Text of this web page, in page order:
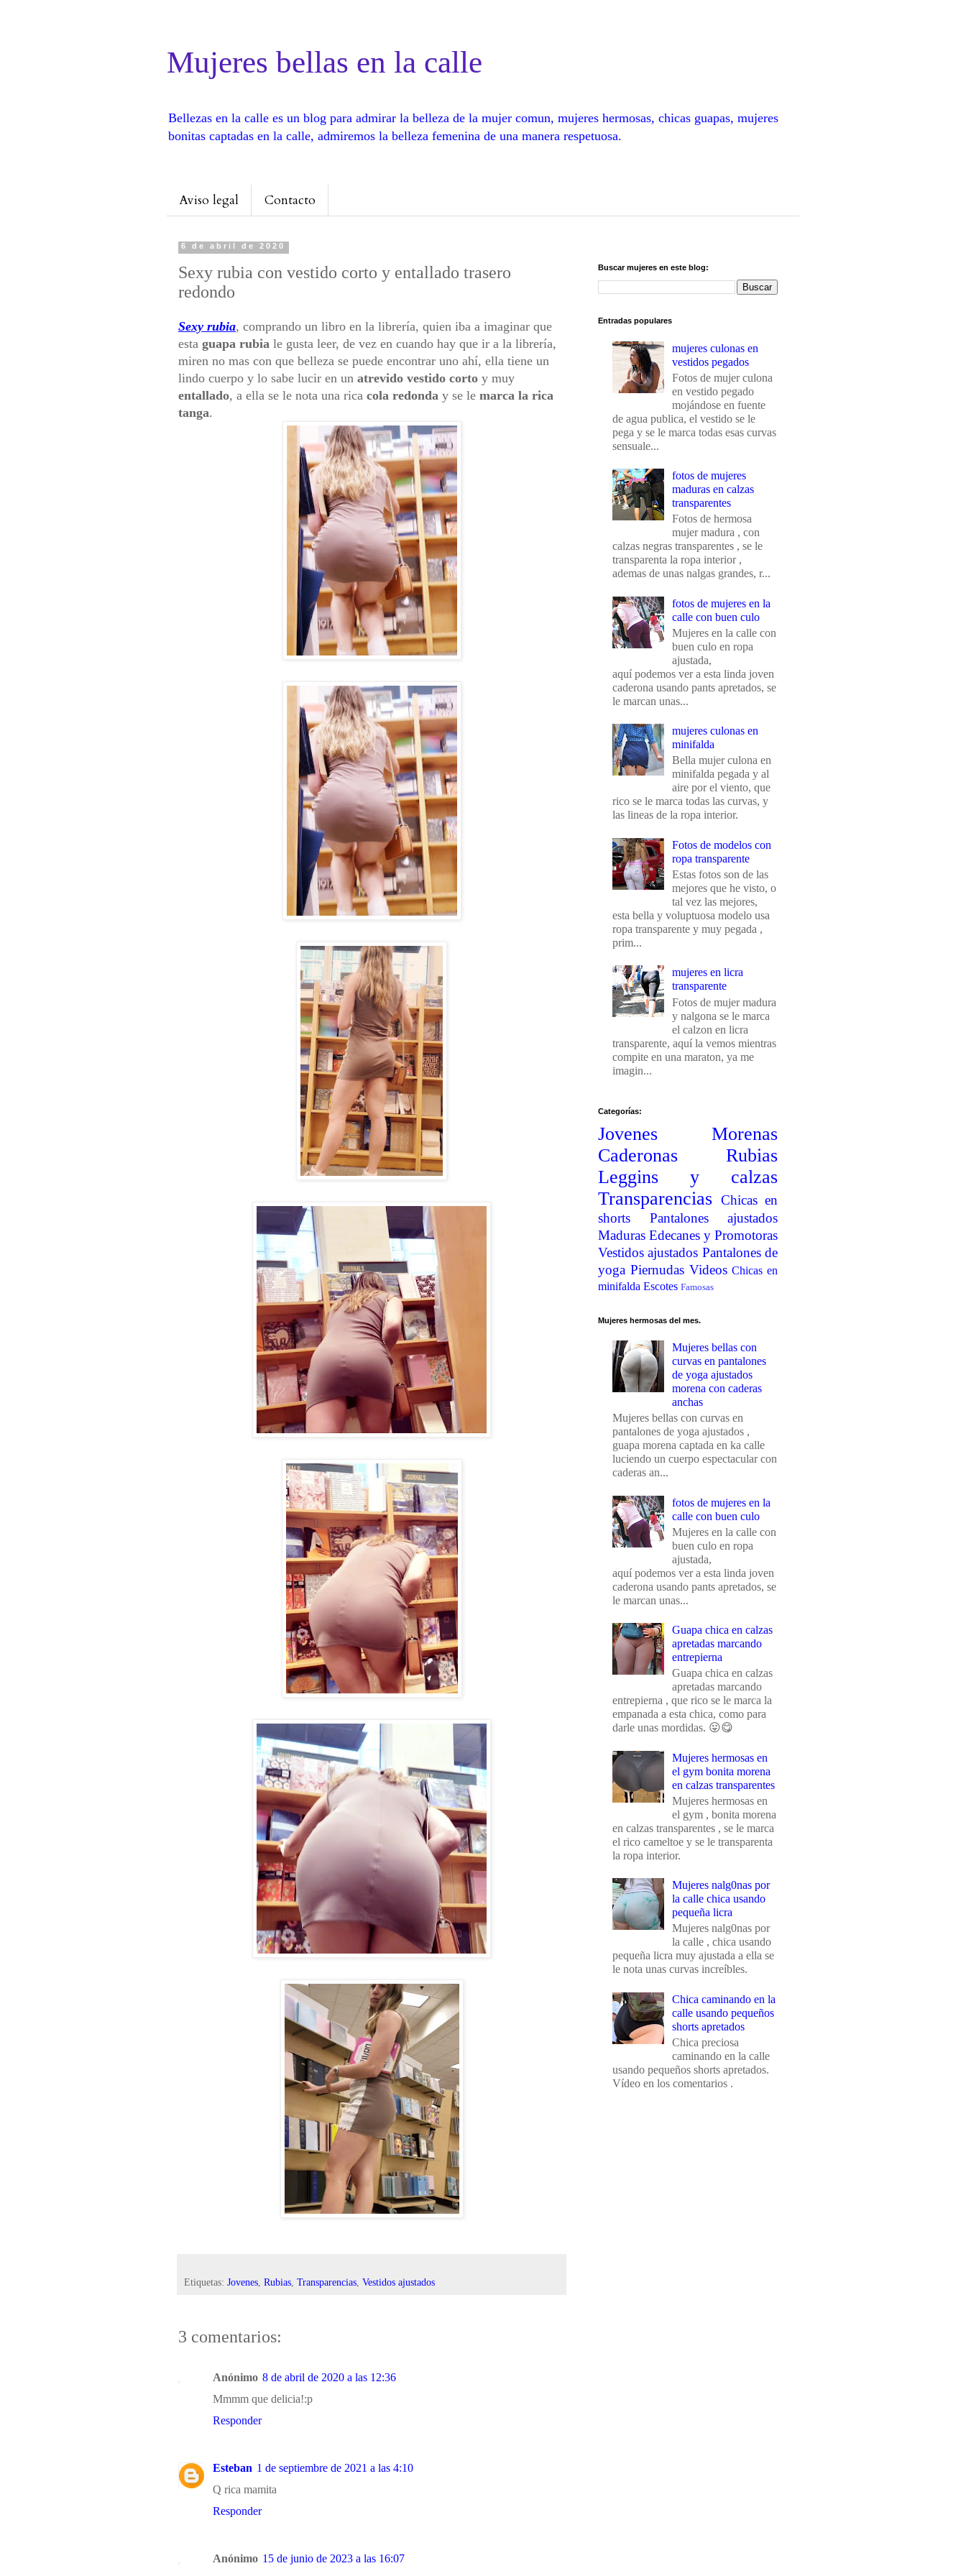
Mujeres bellas en la calle
Bellezas en la calle es un blog para admirar la belleza de la mujer comun, mujeres hermosas, chicas guapas, mujeres
bonitas captadas en la calle, admiremos la belleza femenina de una manera respetuosa.
Aviso legal Contacto
6 de abril de 2020
Sexy rubia con vestido corto y entallado trasero
redondo
Sexy rubia, comprando un libro en la librería, quien iba a imaginar que
esta guapa rubia le gusta leer, de vez en cuando hay que ir a la librería,
miren no mas con que belleza se puede encontrar uno ahí, ella tiene un
lindo cuerpo y lo sabe lucir en un atrevido vestido corto y muy
entallado, a ella se le nota una rica cola redonda y se le marca la rica
tanga.
Etiquetas: Jovenes Rubias Transparencias Vestidos ajustados
3 comentarios:
Anónimo 8 de abril de 2020 a las 12:36
Mmmm que delicia!:p
Responder
Esteban 1 de septiembre de 2021 a las 4:10
Q rica mamita
Responder
Anónimo 15 de junio de 2023 a las 16:07
Buscar mujeres en este blog:
Entradas populares
mujeres culonas en
vestidos pegados
Fotos de mujer culona
en vestido pegado
mojándose en fuente
de agua publica, el vestido se le
pega y se le marca todas esas curvas
sensuale...
fotos de mujeres
maduras en calzas
transparentes
Fotos de hermosa
mujer madura , con
calzas negras transparentes , se le
transparenta la ropa interior ,
ademas de unas nalgas grandes, r...
fotos de mujeres en la
calle con buen culo
Mujeres en la calle con
buen culo en ropa
ajustada,
aquí podemos ver a esta linda joven
caderona usando pants apretados, se
le marcan unas...
mujeres culonas en
minifalda
Bella mujer culona en
minifalda pegada y al
aire por el viento, que
rico se le marca todas las curvas, y
las lineas de la ropa interior.
Fotos de modelos con
ropa transparente
Estas fotos son de las
mejores que he visto, o
tal vez las mejores,
esta bella y voluptuosa modelo usa
ropa transparente y muy pegada ,
prim...
mujeres en licra
transparente
Fotos de mujer madura
y nalgona se le marca
el calzon en licra
transparente, aquí la vemos mientras
compite en una maraton, ya me
imagin...
Categorías:
Jovenes
Morenas
Caderonas
Rubias
Leggins y calzas
Transparencias Chicas en
shorts
Pantalones ajustados
Maduras Edecanes y Promotoras
Vestidos ajustados Pantalones de
yoga Piernudas Videos Chicas en
minifalda Escotes Famosas
Mujeres hermosas del mes.
Mujeres bellas con
curvas en pantalones
de yoga ajustados
morena con caderas
anchas
Mujeres bellas con curvas en
pantalones de yoga ajustados ,
guapa morena captada en ka calle
luciendo un cuerpo espectacular con
caderas an...
fotos de mujeres en la
calle con buen culo
Mujeres en la calle con
buen culo en ropa
ajustada,
aquí podemos ver a esta linda joven
caderona usando pants apretados, se
le marcan unas...
Guapa chica en calzas
apretadas marcando
entrepierna
Guapa chica en calzas
apretadas marcando
entrepierna , que rico se le marca la
empanada a esta chica, como para
darle unas mordidas. 😛😋
Mujeres hermosas en
el gym bonita morena
en calzas transparentes
Mujeres hermosas en
el gym , bonita morena
en calzas transparentes , se le marca
el rico cameltoe y se le transparenta
la ropa interior.
Mujeres nalg0nas por
la calle chica usando
pequeña licra
Mujeres nalg0nas por
la calle , chica usando
pequeña licra muy ajustada a ella se
le nota unas curvas increíbles.
Chica caminando en la
calle usando pequeños
shorts apretados
Chica preciosa
caminando en la calle
usando pequeños shorts apretados.
Vídeo en los comentarios .